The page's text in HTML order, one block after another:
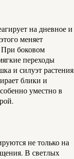
на дневное и
меняет
При боковом
переходы
и силуэт
блики и
уместно в
не только на
В светлых